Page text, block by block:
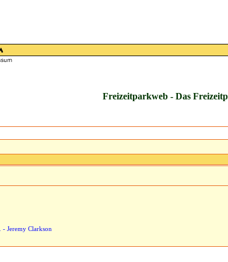
Freizeitparkweb - Das
- Jeremy Clarkson